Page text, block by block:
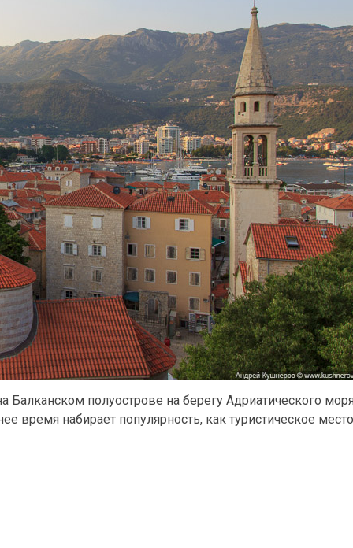
полуострове на берегу Адриатического
время набирает популярность, как туристическое